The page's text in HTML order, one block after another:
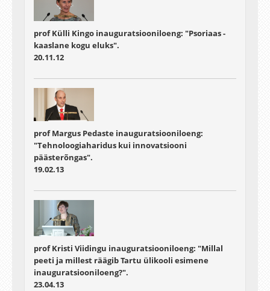
prof Külli Kingo inauguratsiooniloeng: "Psoriaas -
kaaslane kogu eluks".
20.11.12
prof Margus Pedaste inauguratsiooniloeng:
"Tehnoloogiaharidus kui innovatsiooni
päästerõngas".
19.02.13
prof Kristi Viidingu inauguratsiooniloeng: "Millal
peeti ja millest räägib Tartu ülikooli esimene
inauguratsiooniloeng?".
23.04.13